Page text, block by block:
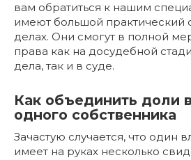
вам обратиться к нашим
имеют большой практический
делах. Они смогут в полной
права как на досудебной
дела, так и в суде.
Как объединить доли
одного собственника
Зачастую случается, что один
имеет на руках несколько